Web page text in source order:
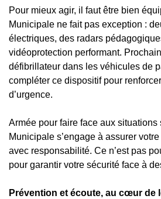
Pour mieux agir, il faut être bien
Municipale ne fait pas exception :
électriques, des radars
vidéoprotection performant.
défibrillateur dans les véhicules de
compléter ce dispositif pour
d’urgence.
Armée pour faire face aux
Municipale s’engage à assurer
avec responsabilité. Ce n’est pas
pour garantir votre sécurité face à
Prévention et écoute, au cœur de